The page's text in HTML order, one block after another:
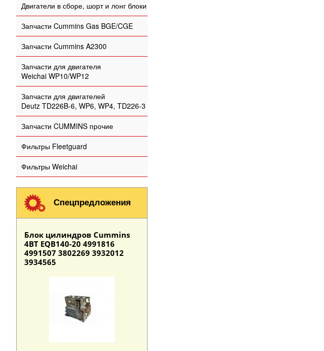
Двигатели в сборе, шорт и лонг блоки
Запчасти Cummins Gas BGE/CGE
Запчасти Cummins A2300
Запчасти для двигателя
Weichai WP10/WP12
Запчасти для двигателей
Deutz TD226B-6, WP6, WP4, TD226-3
Запчасти CUMMINS прочие
Фильтры Fleetguard
Фильтры Weichai
Спецпредложения
Блок цилиндров Cummins
4BT EQB140-20 4991816
4991507 3802269 3932012
3934565